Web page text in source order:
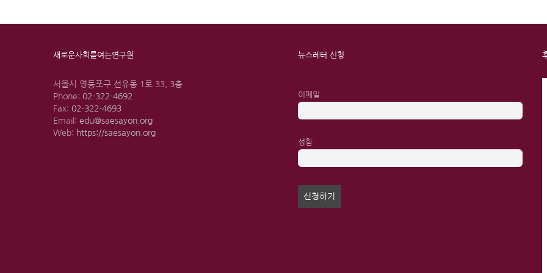
새로운사회를여는연구원
서울시 영등포구 선유동 1로 33, 3층
Phone: 02-322-4692
Fax: 02-322-4693
Email: edu@saesayon.org
Web: https://saesayon.org
뉴스레터 신청
이메일
성함